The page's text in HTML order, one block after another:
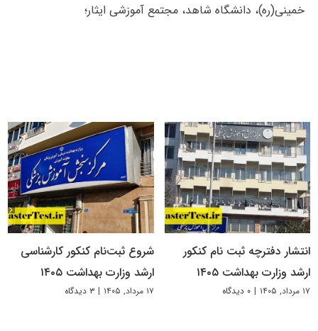
خمینی(ره)، دانشگاه شاهد، مجتمع آموزشی ایثار؛
انتشار دفترچه ثبت نام کنکور
ارشد وزارت بهداشت ۱۴۰۵
۱۷ مرداد, ۱۴۰۵ | ۰ دیدگاه
شروع ثبت‌نام کنکور کارشناسی
ارشد وزارت بهداشت ۱۴۰۵
۱۷ مرداد, ۱۴۰۵ | ۳ دیدگاه